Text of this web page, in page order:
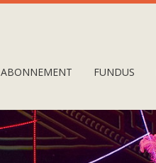
ABONNEMENT FUNDUS